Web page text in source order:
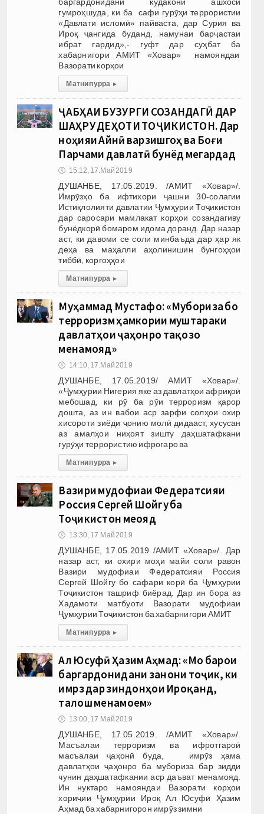
гумроҳшуда, ки ба сафи гурӯҳи террористии
«Давлати исломӣ» пайваста, дар Сурия ва
Ироқ ҷангида буданд, намунаи барҷастаи
ибрат гардид»,- гуфт дар суҳбат ба
хабарнигори АМИТ «Ховар» намояндаи
Вазорати корҳои
Матни пурра ▸
ҶАБҲАИ БУЗУРГИ СОЗАНДАГӢ ДАР
ШАҲРУ ДЕҲОТИ ТОҶИКИСТОН. Дар
ноҳияи Айнӣ варзишгоҳ ва Боғи
Парчами давлатӣ бунёд мегардад
🕔 15:12, 17.Май 2019
ДУШАНБЕ, 17.05.2019. /АМИТ «Ховар»/.
Имрӯзҳо ба ифтихори ҷашни 30-солагии
Истиқлолияти давлатии Ҷумҳурии Тоҷикистон
дар саросари мамлакат корҳои созандагиву
бунёдкорӣ бомаром идома доранд. Дар назар
аст, ки давоми се соли минбаъда дар ҳар як
деҳа ва маҳалли аҳолинишин бунгоҳҳои
тиббӣ, коргоҳҳои
Матни пурра ▸
Муҳаммад Мустафо: «Мубориза бо
терроризм ҳамкории муштараки
давлатҳои ҷаҳонро тақозо
менамояд»
🕔 14:10, 17.Май 2019
ДУШАНБЕ, 17.05.2019/ АМИТ «Ховар»/.
«Ҷумҳурии Нигерия яке аз давлатҳои африқоӣ
мебошад, ки рӯ ба рӯи терроризм қарор
дошта, аз ин вабои аср зарфи солҳои охир
хисороти зиёди ҷонию молӣ дидааст, хусусан
аз амалҳои ниҳоят зишту даҳшатафкани
гурӯҳи террористию ифрогаро ва
Матни пурра ▸
Вазири мудофиаи Федератсияи
Россия Сергей Шойгу ба
Тоҷикистон меояд
🕔 13:30, 17.Май 2019
ДУШАНБЕ, 17.05.2019 /АМИТ «Ховар»/. Дар
назар аст, ки охири моҳи майи соли равон
Вазири мудофиаи Федератсияи Россия
Сергей Шойгу бо сафари корӣ ба Ҷумҳурии
Тоҷикистон ташриф биёрад. Дар ин бора аз
Хадамоти матбуоти Вазорати мудофиаи
Ҷумҳурии Тоҷикистон ба хабарнигори АМИТ
Матни пурра ▸
Ал Юсуфӣ Ҳазим Аҳмад: «Мо барои
баргардонидани занони тоҷик, ки
имрӯз дар зиндонҳои Ироқанд,
талош менамоем»
🕔 13:00, 17.Май 2019
ДУШАНБЕ, 17.05.2019. /АМИТ «Ховар»/.
Масъалаи терроризм ва ифротгароӣ
масъалаи ҷаҳонӣ буда, имрӯз ҳама
давлатҳои ҷаҳонро ба мубориза бар зидди
чунин даҳшатафкании аср даъват менамояд.
Ин нуктаро намояндаи Вазорати корҳои
хориҷии Ҷумҳурии Ироқ Ал Юсуфӣ Ҳазим
Аҳмад ба хабарнигорон имрӯз зимни